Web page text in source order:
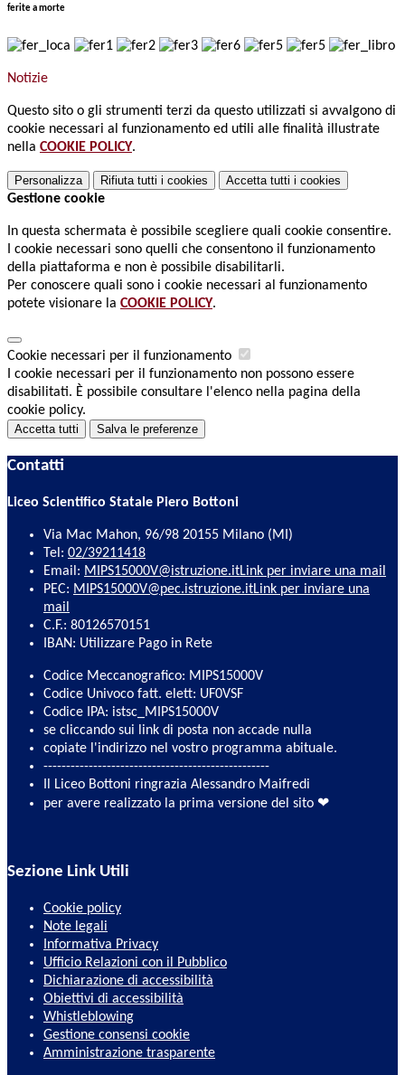
ferite a morte
Notizie
Questo sito o gli strumenti terzi da questo utilizzati si avvalgono di
cookie necessari al funzionamento ed utili alle finalità illustrate
nella COOKIE POLICY.
Personalizza Rifiuta tutti i cookies Accetta tutti i cookies
Gestione cookie
In questa schermata è possibile scegliere quali cookie consentire.
I cookie necessari sono quelli che consentono il funzionamento
della piattaforma e non è possibile disabilitarli.
Per conoscere quali sono i cookie necessari al funzionamento
potete visionare la COOKIE POLICY.
Cookie necessari per il funzionamento
I cookie necessari per il funzionamento non possono essere
disabilitati. È possibile consultare l'elenco nella pagina della
cookie policy.
Accetta tutti Salva le preferenze
Contatti
Liceo Scientifico Statale Piero Bottoni
Via Mac Mahon, 96/98 20155 Milano (MI)
Tel: 02/39211418
Email: MIPS15000V@istruzione.itLink per inviare una mail
PEC: MIPS15000V@pec.istruzione.itLink per inviare una
mail
C.F.: 80126570151
IBAN: Utilizzare Pago in Rete
Codice Meccanografico: MIPS15000V
Codice Univoco fatt. elett: UF0VSF
Codice IPA: istsc_MIPS15000V
se cliccando sui link di posta non accade nulla
copiate l'indirizzo nel vostro programma abituale.
--------------------------------------------------
Il Liceo Bottoni ringrazia Alessandro Maifredi
per avere realizzato la prima versione del sito ❤
Sezione Link Utili
Cookie policy
Note legali
Informativa Privacy
Ufficio Relazioni con il Pubblico
Dichiarazione di accessibilità
Obiettivi di accessibilità
Whistleblowing
Gestione consensi cookie
Amministrazione trasparente